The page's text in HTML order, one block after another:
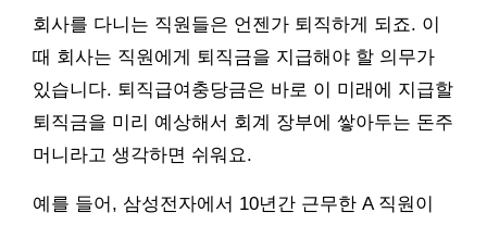
회사를 다니는 직원들은 언젠가 퇴직하게 되죠. 이
때 회사는 직원에게 퇴직금을 지급해야 할 의무가
있습니다. 퇴직급여충당금은 바로 이 미래에 지급할
퇴직금을 미리 예상해서 회계 장부에 쌓아두는 돈주
머니라고 생각하면 쉬워요.
예를 들어, 삼성전자에서 10년간 근무한 A 직원이